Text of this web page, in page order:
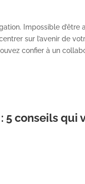
Impossible d’être
sur l’avenir de
confier à un
5 conseils qui